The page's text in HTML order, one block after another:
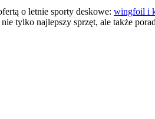
o letnie sporty deskowe: wingfoil i
tylko najlepszy sprzęt, ale także